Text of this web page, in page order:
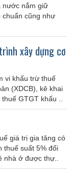
nước nắm giữ
chuẩn cũng như
xây dựng cơ
vi khấu trừ thuế
(XDCB), kê khai
GTGT khấu ..
giá trị gia tăng có
thuế suất 5% đối
nhà ở được thự..